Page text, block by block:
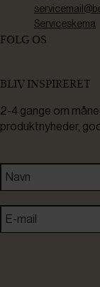
Serviceskema
FØLG OS
BLIV INSPIRERET
2-4 gange om
produktnyheder,